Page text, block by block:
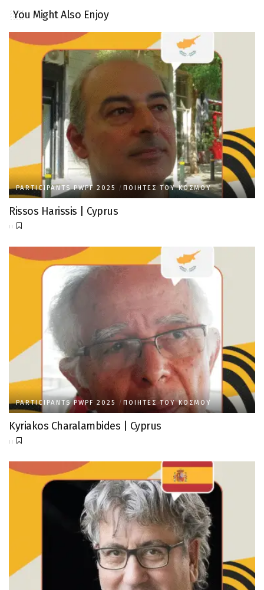
You Might Also Enjoy
PARTICIPANTS PWPF 2025 ΠΟΙΗΤΈΣ ΤΟΥ ΚΌΣΜΟΥ
Rissos Harissis | Cyprus
PARTICIPANTS PWPF 2025 ΠΟΙΗΤΈΣ ΤΟΥ ΚΌΣΜΟΥ
Kyriakos Charalambides | Cyprus